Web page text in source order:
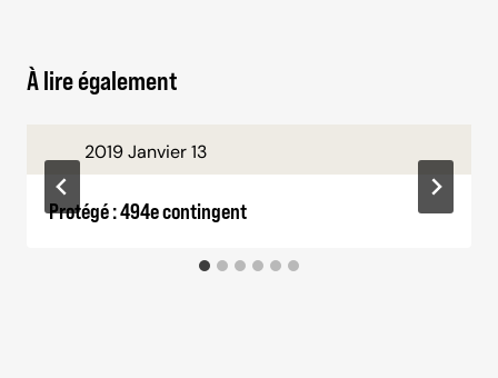
À lire également
2019 Janvier 13
Protégé : 494e contingent